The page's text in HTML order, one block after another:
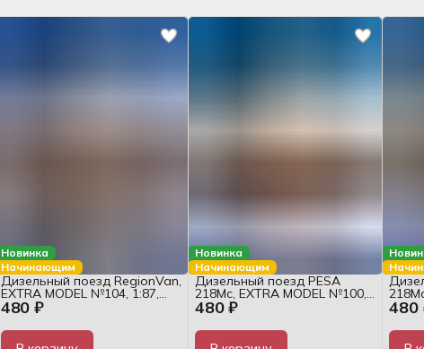
Новинка
Начинающим
480 ₽
Дизельный поезд RegionVan,
EXTRA MODEL №104, 1:87,
журнал
Новинка
Начинающим
480 ₽
Дизельный поезд PESA
218Mc, EXTRA MODEL №100,
1:87, журнал 480
1:87,